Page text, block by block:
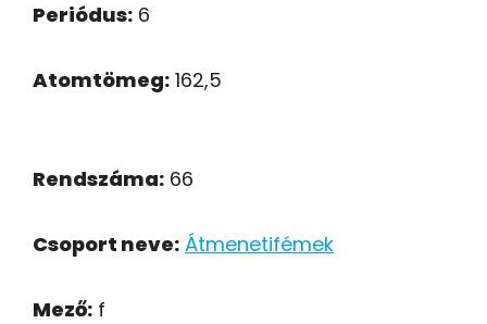
Periódus: 6
Atomtömeg: 162,5
Rendszáma: 66
Csoport neve: Átmenetifémek
Mező: f